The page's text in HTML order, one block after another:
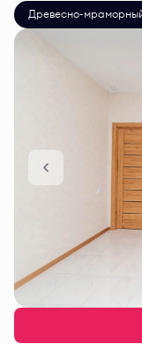
Древесно-